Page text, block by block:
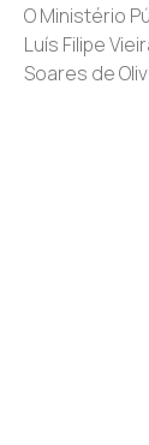
O Ministério
Luís Filipe
Soares de